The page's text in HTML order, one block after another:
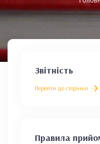
Звітність
Перейти до сторінки
Правила